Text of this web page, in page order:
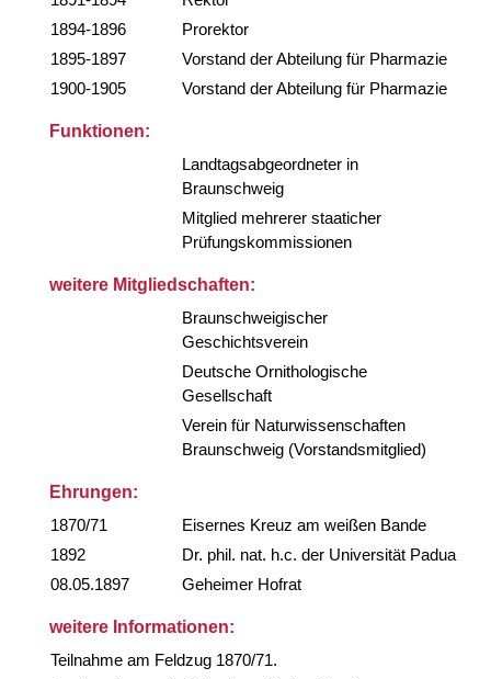
1894-1896
Prorektor
1895-1897
Vorstand der Abteilung für Pharmazie
1900-1905
Vorstand der Abteilung für Pharmazie
Funktionen:
Landtagsabgeordneter in
Braunschweig
Mitglied mehrerer staaticher
Prüfungskommissionen
weitere Mitgliedschaften:
Braunschweigischer
Geschichtsverein
Deutsche Ornithologische
Gesellschaft
Verein für Naturwissenschaften
Braunschweig (Vorstandsmitglied)
Ehrungen:
1870/71
Eisernes Kreuz am weißen Bande
1892
Dr. phil. nat. h.c. der Universität Padua
08.05.1897
Geheimer Hofrat
weitere Informationen:
Teilnahme am Feldzug 1870/71.